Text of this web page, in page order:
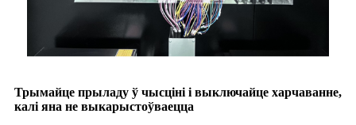
Трымайце прыладу ў чысціні і выключайце харчаванне,
калі яна не выкарыстоўваецца